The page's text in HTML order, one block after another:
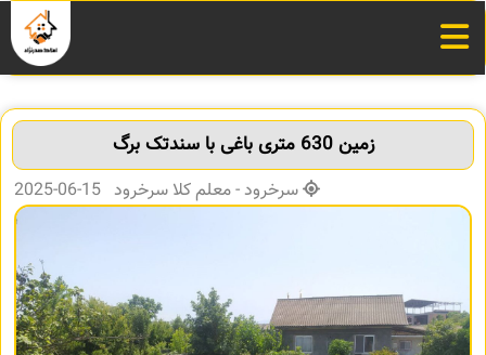
زمین 630 متری باغی با سندتک برگ
سرخرود - معلم کلا سرخرود 15-06-2025